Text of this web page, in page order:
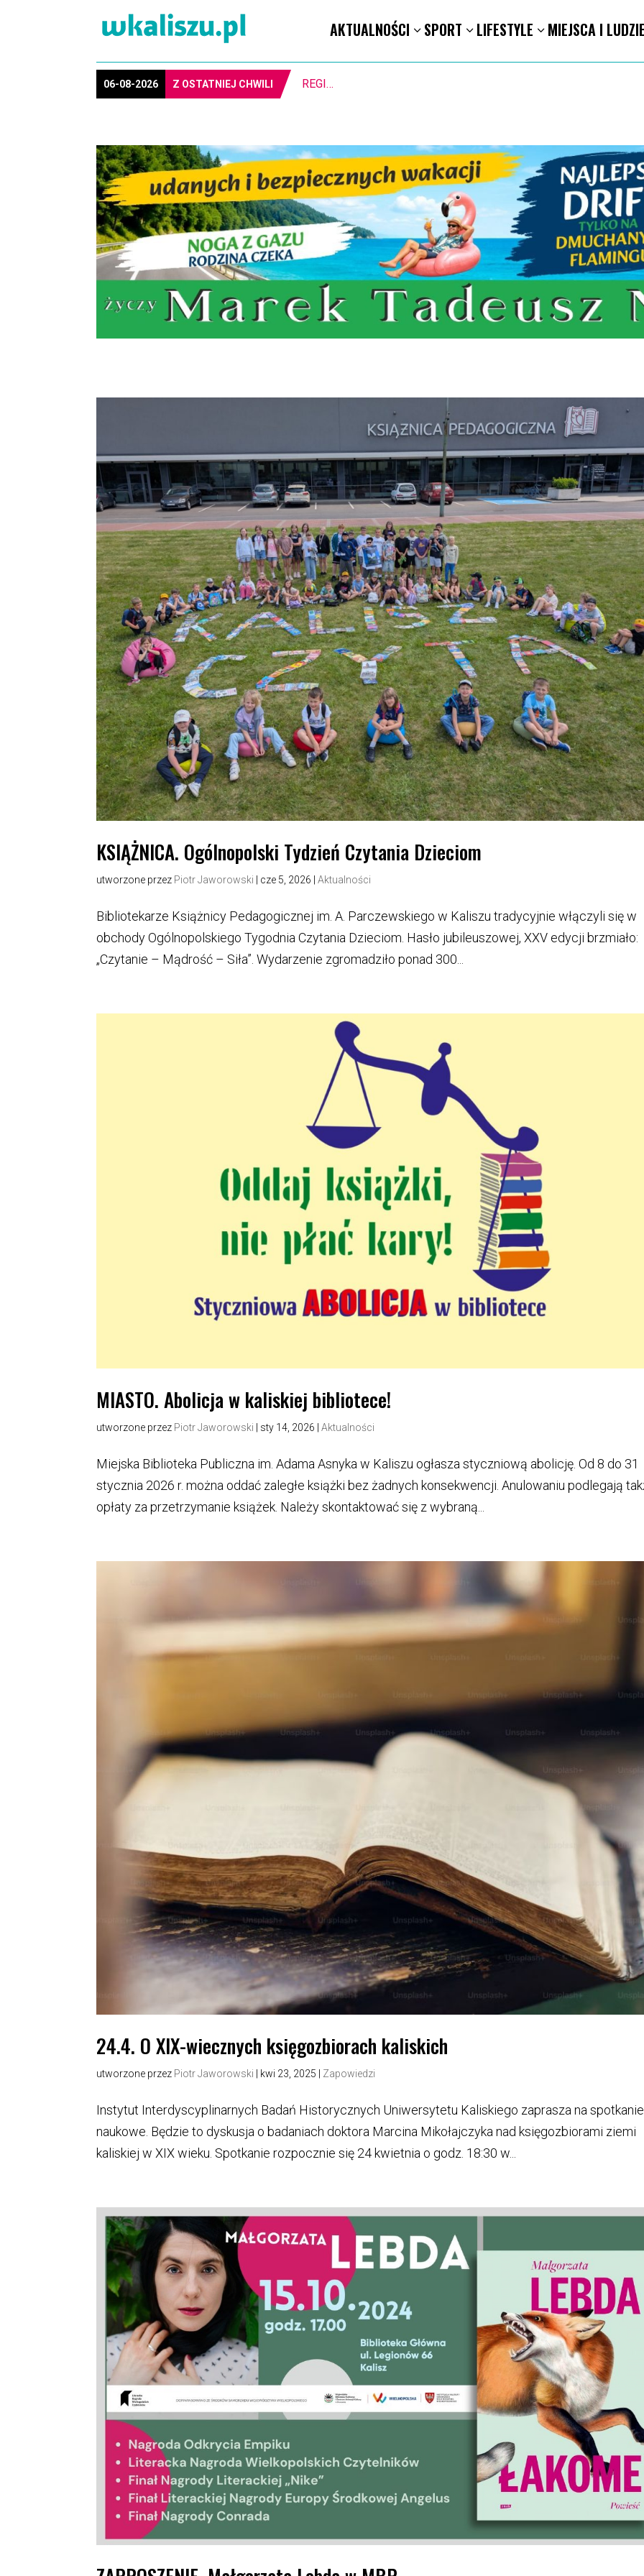
AKTUALNOŚCI SPORT LIFESTYLE MIEJSCA I
06-08-2026 Z OSTATNIEJ CHWILI REGION. Mołdawska współpraca Powiatu Kaliskiego
KSIĄŻNICA. Ogólnopolski Tydzień Czytania Dzieciom
utworzone przez Piotr Jaworowski cze 5, 2026 |Aktualności
Bibliotekarze Książnicy Pedagogicznej im. A. Parczewskiego w Kaliszu tradycyjnie włączyli się w
obchody Ogólnopolskiego Tygodnia Czytania Dzieciom. Hasło jubileuszowej, XXV edycji brzmiało:
„Czytanie – Mądrość – Siła”. Wydarzenie zgromadziło ponad 300...
MIASTO. Abolicja w kaliskiej bibliotece!
utworzone przez Piotr Jaworowski sty 14, 2026 |Aktualności
Miejska Biblioteka Publiczna im. Adama Asnyka w Kaliszu ogłasza styczniową abolicję. Od 8 do 31
stycznia 2026 r. można oddać zaległe książki bez żadnych konsekwencji. Anulowaniu podlegają
opłaty za przetrzymanie książek. Należy skontaktować się z wybraną...
24.4. O XIX-wiecznych księgozbiorach kaliskich
utworzone przez Piotr Jaworowski kwi 23, 2025 Zapowiedzi
Instytut Interdyscyplinarnych Badań Historycznych Uniwersytetu Kaliskiego zaprasza na spotkanie
naukowe. Będzie to dyskusja o badaniach doktora Marcina Mikołajczyka nad księgozbiorami ziemi
kaliskiej w XIX wieku. Spotkanie rozpocznie się 24 kwietnia o godz. 18:30 w...